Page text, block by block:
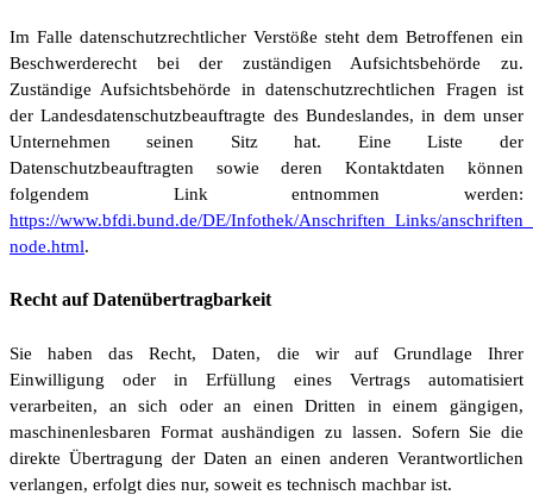
Im Falle datenschutzrechtlicher Verstöße steht dem Betroffenen ein
Beschwerderecht bei der zuständigen Aufsichtsbehörde zu.
Zuständige Aufsichtsbehörde in datenschutzrechtlichen Fragen ist
der Landesdatenschutzbeauftragte des Bundeslandes, in dem unser
Unternehmen seinen Sitz hat. Eine Liste der
Datenschutzbeauftragten sowie deren Kontaktdaten können
folgendem Link entnommen werden:
https://www.bfdi.bund.de/DE/Infothek/Anschriften_Links/
node.html.
Recht auf Datenübertragbarkeit
Sie haben das Recht, Daten, die wir auf Grundlage Ihrer
Einwilligung oder in Erfüllung eines Vertrags automatisiert
verarbeiten, an sich oder an einen Dritten in einem gängigen,
maschinenlesbaren Format aushändigen zu lassen. Sofern Sie die
direkte Übertragung der Daten an einen anderen Verantwortlichen
verlangen, erfolgt dies nur, soweit es technisch machbar ist.